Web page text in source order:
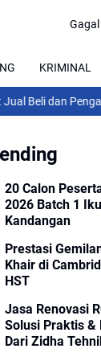
KRIMINAL
Pengajuan
20 Calon
2026 Batch 1
Kandangan
Prestasi
Khair di
HST
Jasa Renovasi
Solusi Praktis &
Dari Zidha